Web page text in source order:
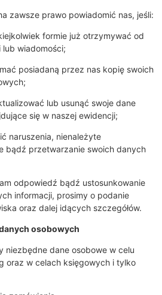
zawsze prawo powiadomić nas, jeśli:
formie już otrzymywać od
lub wiadomości;
posiadaną przez nas kopię swoich
lub usunąć swoje dane
się w naszej ewidencji;
naruszenia, nienależyte
bądź przetwarzanie swoich danych
odpowiedź bądź ustosunkowanie
informacji, prosimy o podanie
oraz dalej idących szczegółów.
osobowych
niezbędne dane osobowe w celu
oraz w celach księgowych i tylko